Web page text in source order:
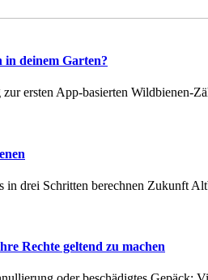
in deinem Garten?
ersten App-basierten Wildbienen-
in drei Schritten berechnen Zukunft
Rechte geltend zu machen